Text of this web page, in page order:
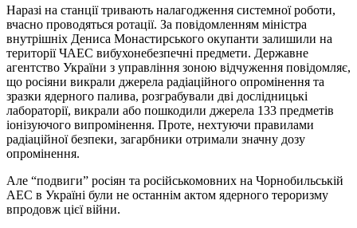
Наразі на станції тривають налагодження системної роботи,
вчасно проводяться ротації. За повідомленням міністра
внутрішніх Дениса Монастирського окупанти залишили на
території ЧАЕС вибухонебезпечні предмети. Державне
агентство України з управління зоною відчуження повідомляє,
що росіяни викрали джерела радіаційного опромінення та
зразки ядерного палива, розграбували дві дослідницькі
лабораторії, викрали або пошкодили джерела 133 предметів
іонізуючого випромінення. Проте, нехтуючи правилами
радіаційної безпеки, загарбники отримали значну дозу
опромінення.
Але “подвиги” росіян та російськомовних на Чорнобильській
АЕС в Україні були не останнім актом ядерного тероризму
впродовж цієї війни.